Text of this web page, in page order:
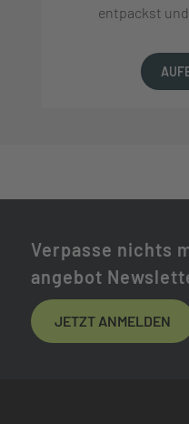
entpackst
Verpasse nichts
angebot
JETZT ANMELDEN